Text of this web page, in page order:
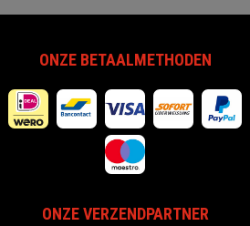
ONZE BETAALMETHODEN
ONZE VERZENDPARTNER